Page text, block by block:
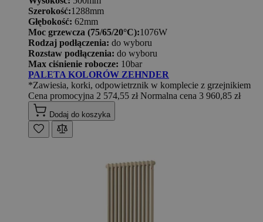
Szerokość:1288mm
Głębokość: 62mm
Moc grzewcza (75/65/20°C):1076W
Rodzaj podłączenia: do wyboru
Rozstaw podłączenia: do wyboru
Max ciśnienie robocze: 10bar
PALETA KOLORÓW ZEHNDER
*Zawiesia, korki, odpowietrznik w komplecie z grzejnikiem
Cena promocyjna 2 574,55 zł Normalna cena 3 960,85 zł
Dodaj do koszyka